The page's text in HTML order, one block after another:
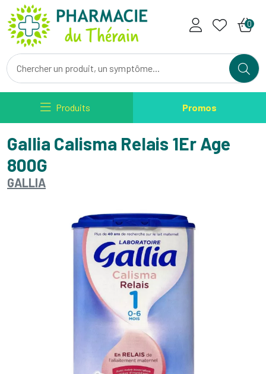
Pharmacie du Therain Votre
0
Produits Promos
Gallia Calisma Relais 1Er Age
800G
GALLIA